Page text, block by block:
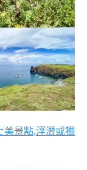
美景點,浮潛或獨